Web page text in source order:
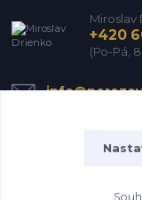
Miroslav
+420
(Po-Pá,